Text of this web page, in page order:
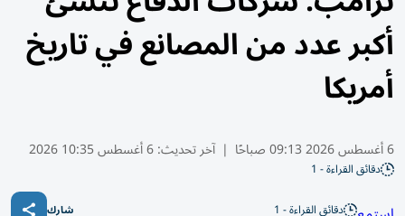
أكبر عدد من المصانع في تاريخ
أمريكا
6 أغسطس 2026 09:13 صباحًا | آخر تحديث:6 أغسطس 10:35 2026
دقائق القراءة - 1
دقائق القراءة - 1 شارك